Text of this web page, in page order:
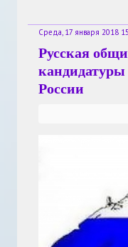
Среда, 17 января 2018
Русская
России